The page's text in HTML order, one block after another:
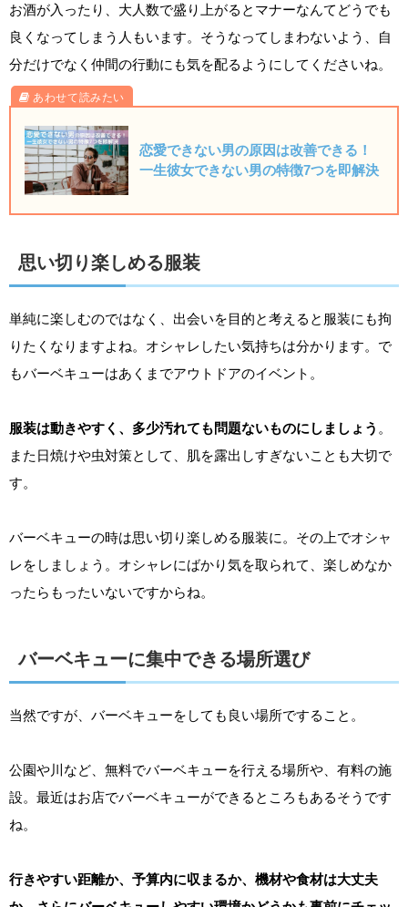
お酒が入ったり、大人数で盛り上がるとマナーなんてどうでも
良くなってしまう人もいます。そうなってしまわないよう、自
分だけでなく仲間の行動にも気を配るようにしてくださいね。
恋愛できない男の原因は改善できる！
一生彼女できない男の特徴7つを即解決
思い切り楽しめる服装
単純に楽しむのではなく、出会いを目的と考えると服装にも拘
りたくなりますよね。オシャレしたい気持ちは分かります。で
もバーベキューはあくまでアウトドアのイベント。
服装は動きやすく、多少汚れても問題ないものにしましょう 。
また日焼けや虫対策として、肌を露出しすぎないことも大切で
す。
バーベキューの時は思い切り楽しめる服装に。その上でオシャ
レをしましょう。オシャレにばかり気を取られて、楽しめなか
ったらもったいないですからね。
バーベキューに集中できる場所選び
当然ですが、バーベキューをしても良い場所ですること。
公園や川など、無料でバーベキューを行える場所や、有料の施
設。最近はお店でバーベキューができるところもあるそうです
ね。
行きやすい距離か、予算内に収まるか、機材や食材は大丈夫